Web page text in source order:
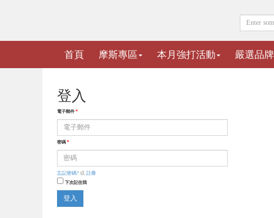
首頁 摩斯專區 本月強打活動 嚴選品牌
登入
電子郵件 *
密碼 *
忘記密碼? 或 註冊
下次記住我
登入